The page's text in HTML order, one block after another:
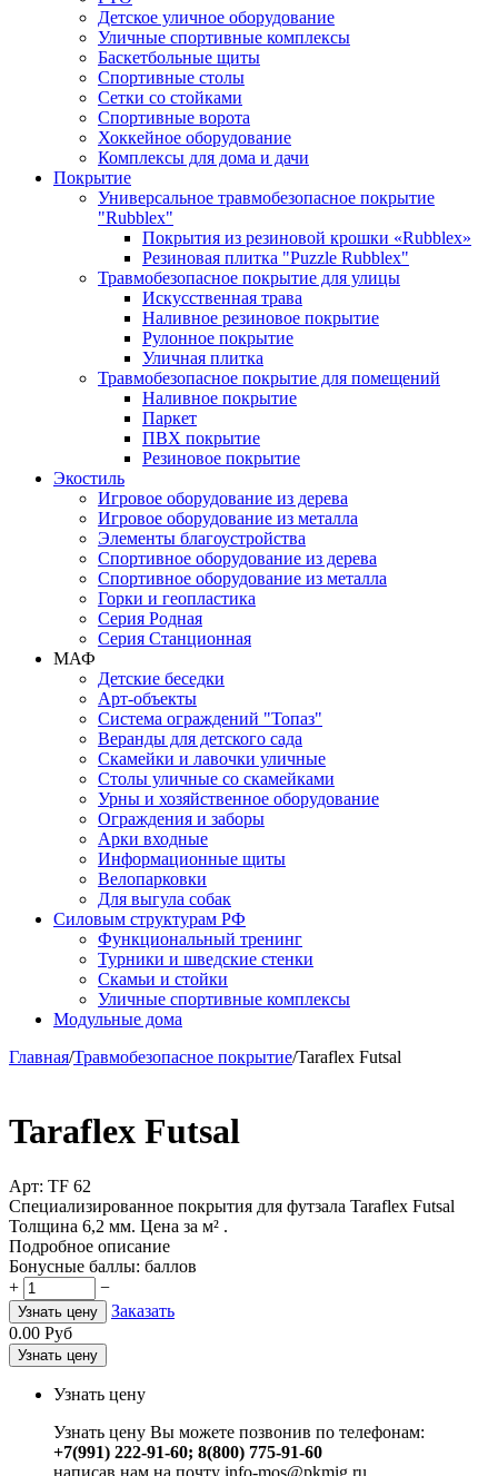
Детское уличное оборудование
Уличные спортивные комплексы
Баскетбольные щиты
Спортивные столы
Сетки со стойками
Спортивные ворота
Хоккейное оборудование
Комплексы для дома и дачи
Покрытие
Универсальное травмобезопасное покрытие
"Rubblex"
Покрытия из резиновой крошки «Rubblex»
Резиновая плитка "Puzzle Rubblex"
Травмобезопасное покрытие для улицы
Искусственная трава
Наливное резиновое покрытие
Рулонное покрытие
Уличная плитка
Травмобезопасное покрытие для помещений
Наливное покрытие
Паркет
ПВХ покрытие
Резиновое покрытие
Экостиль
Игровое оборудование из дерева
Игровое оборудование из металла
Элементы благоустройства
Спортивное оборудование из дерева
Спортивное оборудование из металла
Горки и геопластика
Серия Родная
Серия Станционная
МАФ
Детские беседки
Арт-объекты
Система ограждений "Топаз"
Веранды для детского сада
Скамейки и лавочки уличные
Столы уличные со скамейками
Урны и хозяйственное оборудование
Ограждения и заборы
Арки входные
Информационные щиты
Велопарковки
Для выгула собак
Силовым структурам РФ
Функциональный тренинг
Турники и шведские стенки
Скамьи и стойки
Уличные спортивные комплексы
Модульные дома
Главная/Травмобезопасное покрытие/Taraflex Futsal
Taraflex Futsal
Арт: TF 62
Специализированное покрытия для футзала Taraflex Futsal
Толщина 6,2 мм. Цена за м² .
Подробное описание
Бонусные баллы: баллов
+
−
Узнать цену
Заказать
0.00 Руб
Узнать цену
Узнать цену
Узнать цену Вы можете позвонив по телефонам:
+7(991) 222-91-60; 8(800) 775-91-60
написав нам на почту info-mos@pkmig.ru